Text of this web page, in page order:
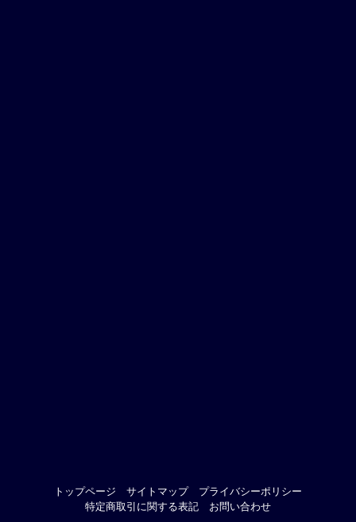
トップページ サイトマップ
プライバシーポリシー
特定商取引に関する表記
お問い合わせ